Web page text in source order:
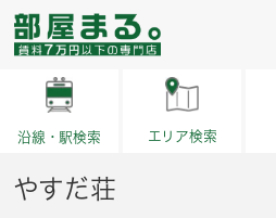
沿線・駅検索 エリア検索
やすだ荘